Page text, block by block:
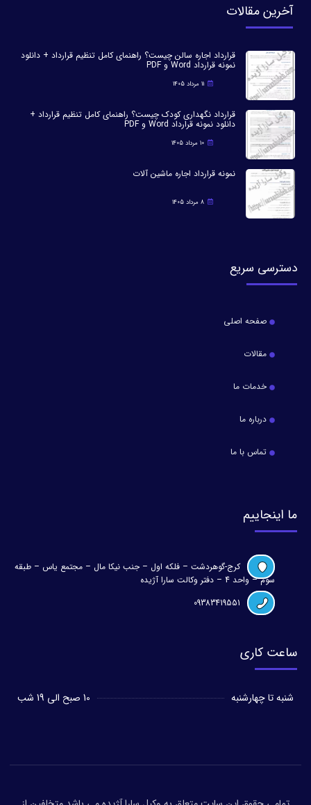
آخرین مقالات
قرارداد اجاره سالن چیست؟ راهنمای کامل تنظیم قرارداد + دانلود
نمونه قرارداد Word و PDF
11 مرداد 1405
قرارداد نگهداری کودک چیست؟ راهنمای کامل تنظیم قرارداد +
دانلود نمونه قرارداد Word و PDF
10 مرداد 1405
نمونه قرارداد اجاره ماشین آلات
8 مرداد 1405
دسترسی سریع
صفحه اصلی
مقالات
خدمات ما
درباره ما
تماس با ما
ما اینجاییم
کرج-گوهردشت – فلکه اول – جنب نیکا مال – مجتمع یاس – طبقه
سوم – واحد 4 – دفتر وکالت سارا آژیده
09383419551
ساعت کاری
شنبه تا چهارشنبه 10 صبح الی 19 شب